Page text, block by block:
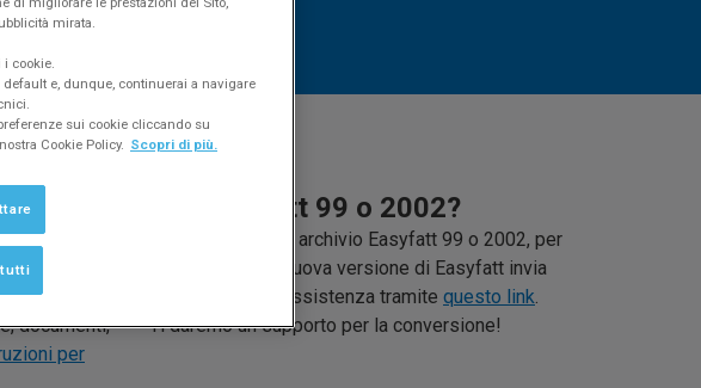
di
2006 e
archivi
documenti,
per
Usi Easyfatt 99 o 2002?
Se hai un vecchio archivio Easyfatt 99 o 2002, per
importarlo nella nuova versione di Easyfatt invia
una richiesta all'assistenza tramite questo link.
Ti daremo un supporto per la conversione!
mirata.
i cookie.
e, dunque, continuerai a navigare
sui cookie cliccando su
Cookie Policy. Scopri di più.
tutti